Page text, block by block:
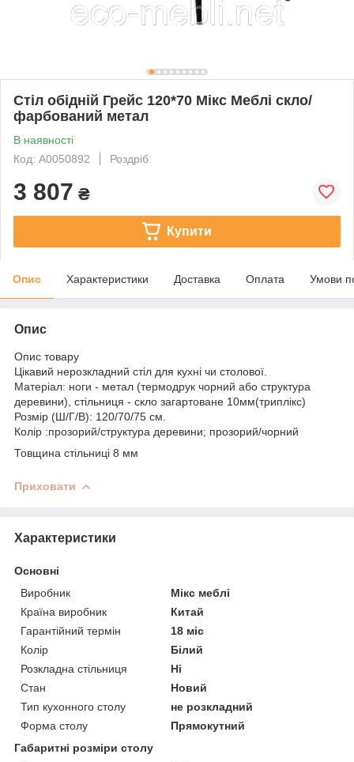
Стіл обідній Грейс 120*70 Мікс Меблі скло/
фарбований метал
В наявності
Код: А0050892
Роздріб
3 807 ₴
Купити
Опис Характеристики Доставка Оплата Умови
Опис
Опис товару
Цікавий нерозкладний стіл для кухні чи столової.
Матеріал: ноги - метал (термодрук чорний або структура
деревини), стільниця - скло загартоване 10мм(триплікс)
Розмір (Ш/Г/В): 120/70/75 см.
Колір :прозорий/структура деревини; прозорий/чорний
Товщина стільниці 8 мм
Приховати
Характеристики
Основні
Виробник
Мікс меблі
Країна виробник
Китай
Гарантійний термін
18 міс
Колір
Білий
Розкладна стільниця
Ні
Стан
Новий
Тип кухонного столу
не розкладний
Форма столу
Прямокутний
Габаритні розміри столу